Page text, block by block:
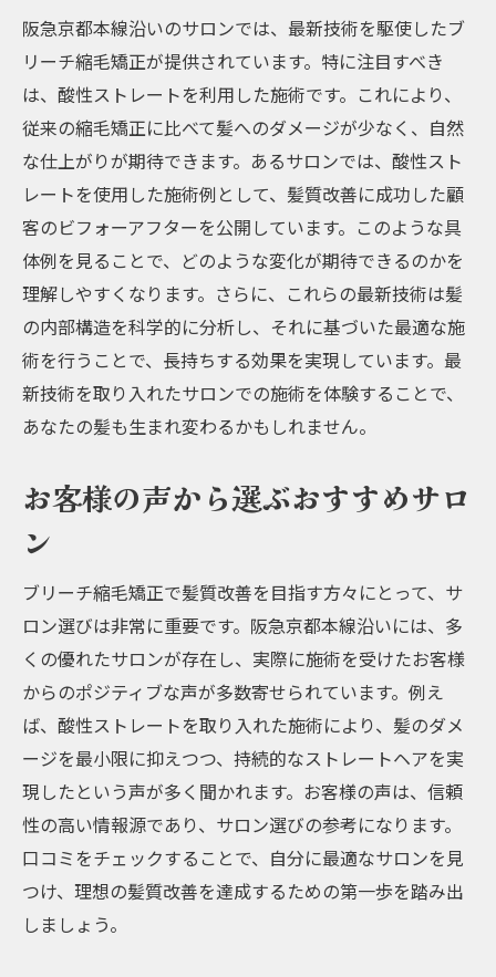
阪急京都本線沿いのサロンでは、最新技術を駆使したブ
リーチ縮毛矯正が提供されています。特に注目すべき
は、酸性ストレートを利用した施術です。これにより、
従来の縮毛矯正に比べて髪へのダメージが少なく、自然
な仕上がりが期待できます。あるサロンでは、酸性スト
レートを使用した施術例として、髪質改善に成功した顧
客のビフォーアフターを公開しています。このような具
体例を見ることで、どのような変化が期待できるのかを
理解しやすくなります。さらに、これらの最新技術は髪
の内部構造を科学的に分析し、それに基づいた最適な施
術を行うことで、長持ちする効果を実現しています。最
新技術を取り入れたサロンでの施術を体験することで、
あなたの髪も生まれ変わるかもしれません。
お客様の声から選ぶおすすめサロ
ン
ブリーチ縮毛矯正で髪質改善を目指す方々にとって、サ
ロン選びは非常に重要です。阪急京都本線沿いには、多
くの優れたサロンが存在し、実際に施術を受けたお客様
からのポジティブな声が多数寄せられています。例え
ば、酸性ストレートを取り入れた施術により、髪のダメ
ージを最小限に抑えつつ、持続的なストレートヘアを実
現したという声が多く聞かれます。お客様の声は、信頼
性の高い情報源であり、サロン選びの参考になります。
口コミをチェックすることで、自分に最適なサロンを見
つけ、理想の髪質改善を達成するための第一歩を踏み出
しましょう。